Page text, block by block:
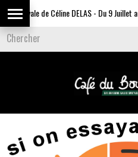
Estivale de Céline DELAS - Du 9 Juillet